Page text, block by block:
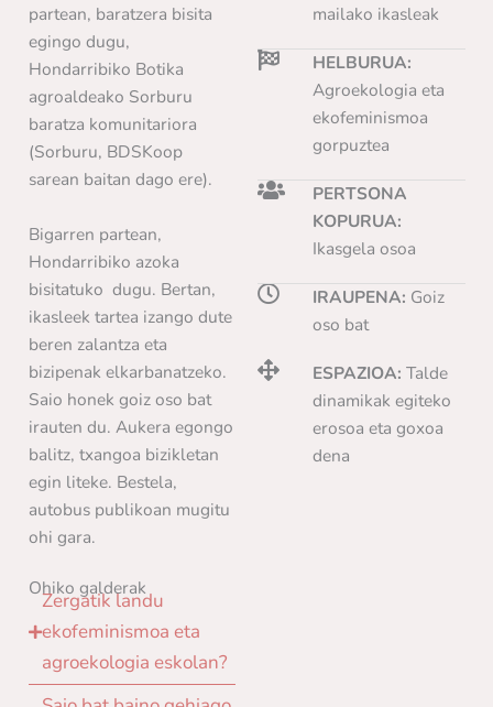
partean, baratzera bisita
egingo dugu,
Hondarribiko Botika
agroaldeako Sorburu
baratza komunitariora
(Sorburu, BDSKoop
sarean baitan dago ere).
Bigarren partean,
Hondarribiko azoka
bisitatuko dugu. Bertan,
ikasleek tartea izango dute
beren zalantza eta
bizipenak elkarbanatzeko.
Saio honek goiz oso bat
irauten du. Aukera egongo
balitz, txangoa bizikletan
egin liteke. Bestela,
autobus publikoan mugitu
ohi gara.
Ohiko galderak
Zergatik landu
ekofeminismoa eta
agroekologia eskolan?
mailako ikasleak
HELBURUA:
Agroekologia eta
ekofeminismoa
gorpuztea
PERTSONA
KOPURUA:
Ikasgela osoa
IRAUPENA: Goiz
oso bat
ESPAZIOA: Talde
dinamikak egiteko
erosoa eta goxoa
dena